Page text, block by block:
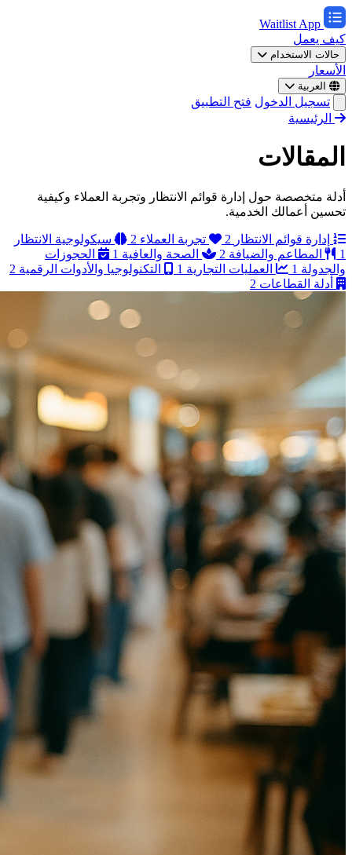
Waitlist App
كيف يعمل
حالات الاستخدام
الأسعار
العربية
تسجيل الدخول فتح التطبيق
الرئيسية
المقالات
أدلة متخصصة حول إدارة قوائم الانتظار وتجربة العملاء وكيفية
تحسين أعمالك الخدمية.
إدارة قوائم الانتظار 2 تجربة العملاء 2
سيكولوجية الانتظار
1
المطاعم والضيافة 2 الصحة والعافية 1
الحجوزات
والجدولة 1 العمليات التجارية 1 التكنولوجيا والأدوات الرقمية 2
أدلة القطاعات 2